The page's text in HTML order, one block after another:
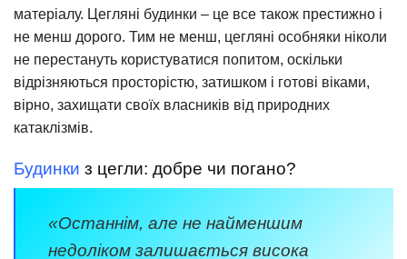
матеріалу. Цегляні будинки – це все також престижно і
не менш дорого. Тим не менш, цегляні особняки ніколи
не перестануть користуватися попитом, оскільки
відрізняються просторістю, затишком і готові віками,
вірно, захищати своїх власників від природних
катаклізмів.
Будинки з цегли: добре чи погано?
«Останнім, але не найменшим
недоліком залишається висока